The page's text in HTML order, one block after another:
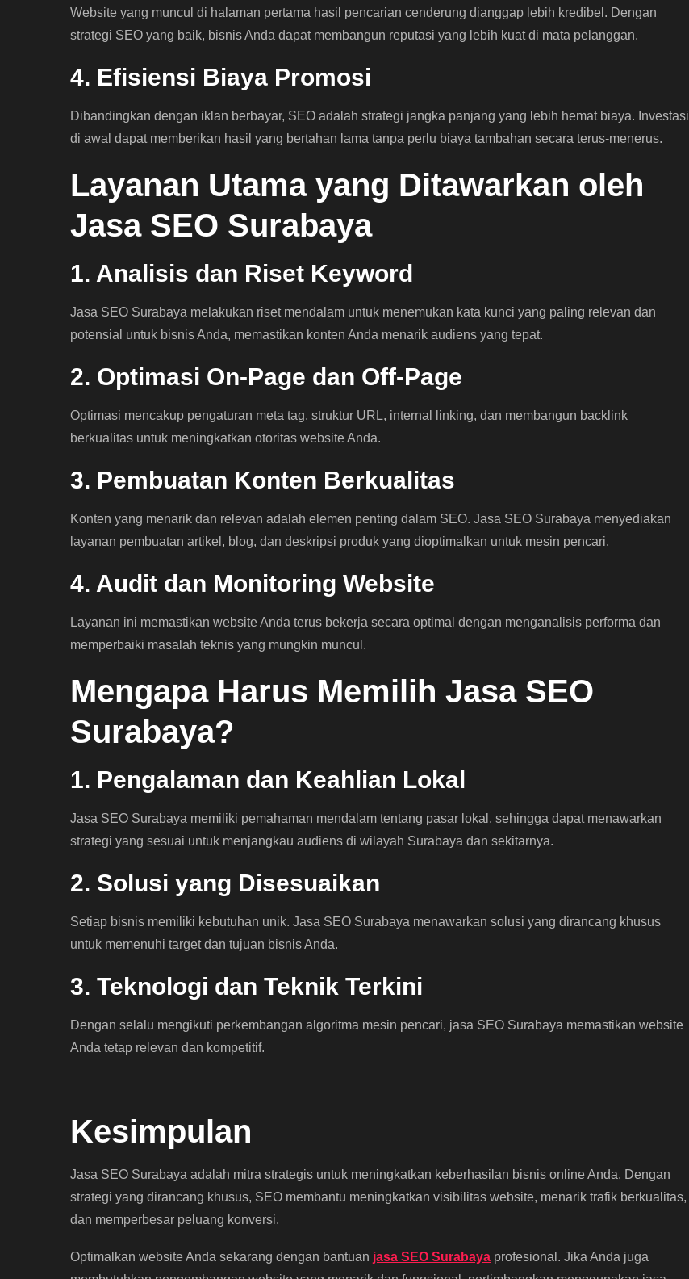
Website yang muncul di halaman pertama hasil pencarian cenderung dianggap lebih kredibel. Dengan
strategi SEO yang baik, bisnis Anda dapat membangun reputasi yang lebih kuat di mata pelanggan.
4. Efisiensi Biaya Promosi
Dibandingkan dengan iklan berbayar, SEO adalah strategi jangka panjang yang lebih hemat biaya. Investasi
di awal dapat memberikan hasil yang bertahan lama tanpa perlu biaya tambahan secara terus-menerus.
Layanan Utama yang Ditawarkan oleh
Jasa SEO Surabaya
1. Analisis dan Riset Keyword
Jasa SEO Surabaya melakukan riset mendalam untuk menemukan kata kunci yang paling relevan dan
potensial untuk bisnis Anda, memastikan konten Anda menarik audiens yang tepat.
2. Optimasi On-Page dan Off-Page
Optimasi mencakup pengaturan meta tag, struktur URL, internal linking, dan membangun backlink
berkualitas untuk meningkatkan otoritas website Anda.
3. Pembuatan Konten Berkualitas
Konten yang menarik dan relevan adalah elemen penting dalam SEO. Jasa SEO Surabaya menyediakan
layanan pembuatan artikel, blog, dan deskripsi produk yang dioptimalkan untuk mesin pencari.
4. Audit dan Monitoring Website
Layanan ini memastikan website Anda terus bekerja secara optimal dengan menganalisis performa dan
memperbaiki masalah teknis yang mungkin muncul.
Mengapa Harus Memilih Jasa SEO
Surabaya?
1. Pengalaman dan Keahlian Lokal
Jasa SEO Surabaya memiliki pemahaman mendalam tentang pasar lokal, sehingga dapat menawarkan
strategi yang sesuai untuk menjangkau audiens di wilayah Surabaya dan sekitarnya.
2. Solusi yang Disesuaikan
Setiap bisnis memiliki kebutuhan unik. Jasa SEO Surabaya menawarkan solusi yang dirancang khusus
untuk memenuhi target dan tujuan bisnis Anda.
3. Teknologi dan Teknik Terkini
Dengan selalu mengikuti perkembangan algoritma mesin pencari, jasa SEO Surabaya memastikan website
Anda tetap relevan dan kompetitif.
Kesimpulan
Jasa SEO Surabaya adalah mitra strategis untuk meningkatkan keberhasilan bisnis online Anda. Dengan
strategi yang dirancang khusus, SEO membantu meningkatkan visibilitas website, menarik trafik berkualitas,
dan memperbesar peluang konversi.
Optimalkan website Anda sekarang dengan bantuan jasa SEO Surabaya profesional. Jika Anda juga